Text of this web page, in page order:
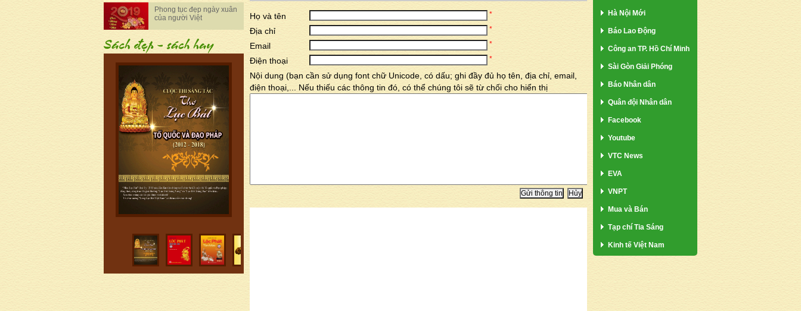
Phong tục đẹp ngày xuân
của người Việt
Họ và tên *
Địa chỉ *
Email *
Điện thoại *
Nội dung (bạn cần sử dụng font chữ Unicode, có dấu; ghi đầy đủ họ tên, địa chỉ, email,
điện thoại,... Nếu thiếu các thông tin đó, có thể chúng tôi sẽ từ chối cho hiển thị
Hà Nội Mới
Báo Lao Động
Công an TP. Hồ Chí Minh
Sài Gòn Giải Phóng
Báo Nhân dân
Quân đội Nhân dân
Facebook
Youtube
VTC News
EVA
VNPT
Mua và Bán
Tạp chí Tia Sáng
Kinh tế Việt Nam